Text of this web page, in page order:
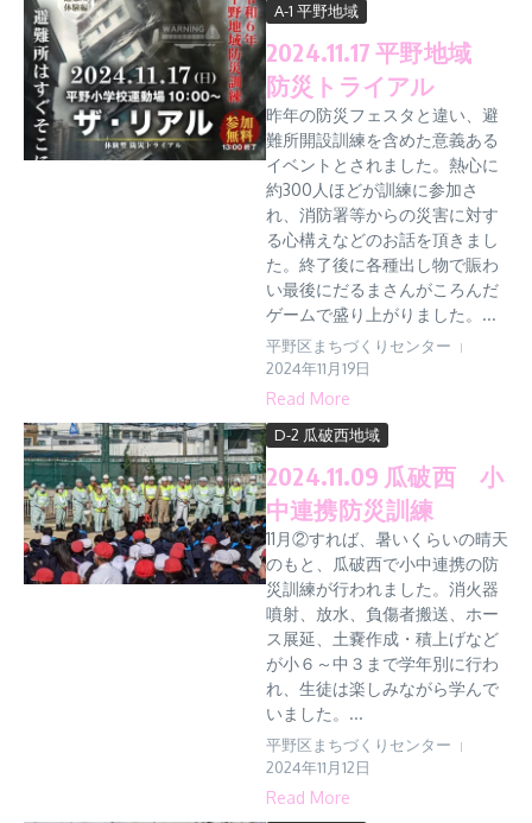
A-1 平野地域
2024.11.17 平野地域
防災トライアル
昨年の防災フェスタと違い、避
難所開設訓練を含めた意義ある
イベントとされました。熱心に
約300人ほどが訓練に参加さ
れ、消防署等からの災害に対す
る心構えなどのお話を頂きまし
た。終了後に各種出し物で賑わ
い最後にだるまさんがころんだ
ゲームで盛り上がりました。...
平野区まちづくりセンター
2024年11月19日
Read More
D-2 瓜破西地域
2024.11.09 瓜破西 小
中連携防災訓練
11月②すれば、暑いくらいの晴天
のもと、瓜破西で小中連携の防
災訓練が行われました。消火器
噴射、放水、負傷者搬送、ホー
ス展延、土嚢作成・積上げなど
が小６～中３まで学年別に行わ
れ、生徒は楽しみながら学んで
いました。...
平野区まちづくりセンター
2024年11月12日
Read More